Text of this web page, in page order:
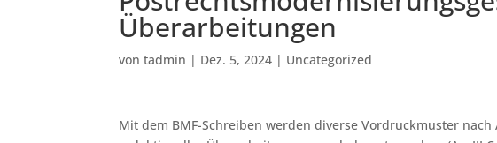
Überarbeitungen
vontadmin | Dez. 5, 2024 | Uncategorized
Mit dem BMF-Schreiben werden diverse Vordruckmuster